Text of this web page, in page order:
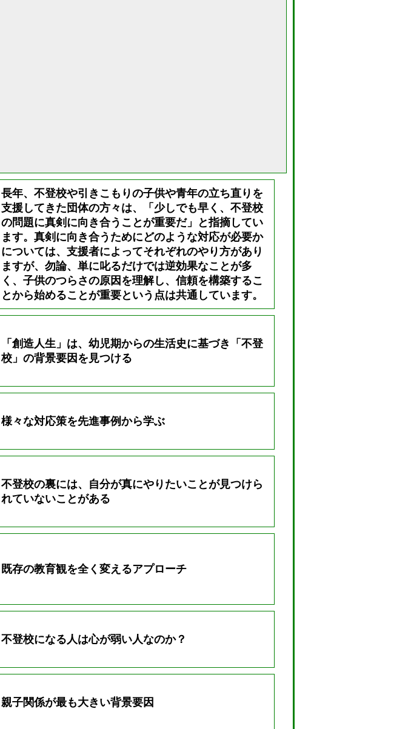
長年、不登校や引きこもりの子供や青年の立ち直りを
支援してきた団体の方々は、「少しでも早く、不登校
の問題に真剣に向き合うことが重要だ」と指摘してい
ます。真剣に向き合うためにどのような対応が必要か
については、支援者によってそれぞれのやり方があり
ますが、勿論、単に叱るだけでは逆効果なことが多
く、子供のつらさの原因を理解し、信頼を構築するこ
とから始めることが重要という点は共通しています。
「創造人生」は、幼児期からの生活史に基づき「不登
校」の背景要因を見つける
様々な対応策を先進事例から学ぶ
不登校の裏には、自分が真にやりたいことが見つけら
れていないことがある
既存の教育観を全く変えるアプローチ
不登校になる人は心が弱い人なのか？
親子関係が最も大きい背景要因